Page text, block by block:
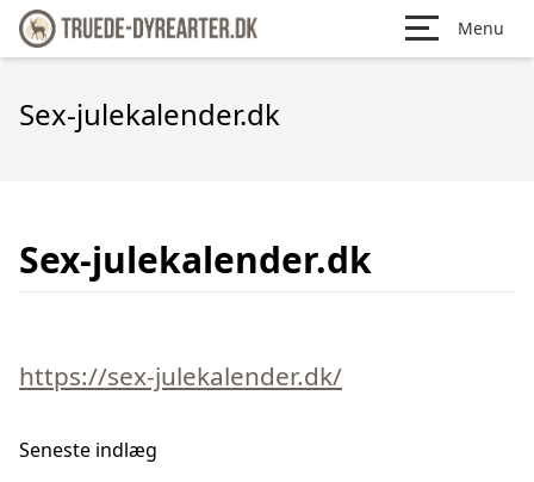
Menu
Sex-julekalender.dk
Sex-julekalender.dk
https://sex-julekalender.dk/
Seneste indlæg